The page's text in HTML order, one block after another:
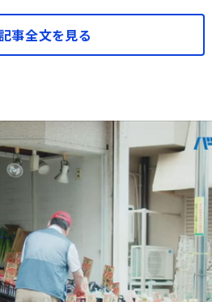
事全文を見る